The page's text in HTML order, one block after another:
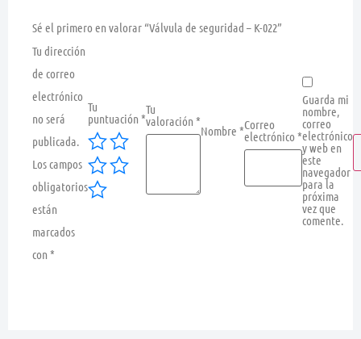
Sé el primero en valorar “Válvula de seguridad – K-022”
Tu dirección
de correo
electrónico
no será
publicada.
Los campos
obligatorios
están
marcados
con *
Tu
puntuación *
Tu
valoración *
Nombre *Correo
electrónico *
Guarda mi
nombre,
correo
electrónico
y web en
este
navegador
para la
próxima
vez que
comente.